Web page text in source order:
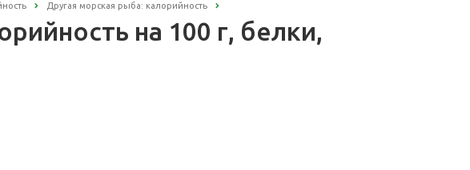
Другая морская рыба: калорийность
на 100 г, белки,